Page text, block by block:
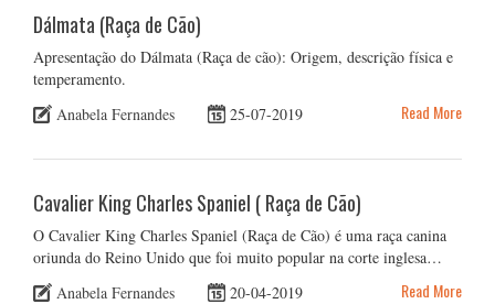
Dálmata (Raça de Cão)
Apresentação do Dálmata (Raça de cão): Origem, descrição física e
temperamento.
Anabela Fernandes
25-07-2019 Read More
Cavalier King Charles Spaniel ( Raça de Cão)
O Cavalier King Charles Spaniel (Raça de Cão) é uma raça canina
oriunda do Reino Unido que foi muito popular na corte inglesa…
Anabela Fernandes
20-04-2019 Read More